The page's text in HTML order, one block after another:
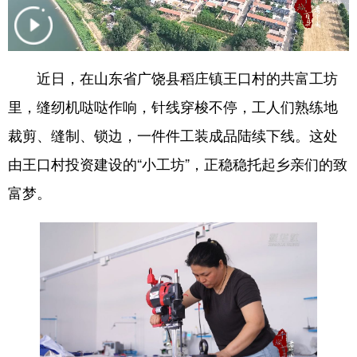
会展 彩票 娱乐 时尚
亚太网 上市公司 投教基地
地方频道
政事 文旅 社会民生 山东产经
融媒秀 地市
健康 微视齐鲁
近日，在山东省广饶县稻庄镇王口村的共富工坊
里，缝纫机哒哒作响，针线穿梭不停，工人们熟练地
裁剪、缝制、锁边，一件件工装成品陆续下线。这处
由王口村投资建设的“小工坊”，正稳稳托起乡亲们的致
富梦。